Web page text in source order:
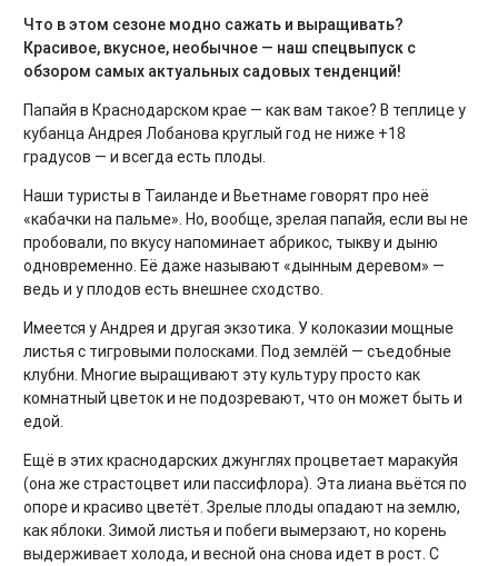
Что в этом сезоне модно сажать и выращивать?
Красивое, вкусное, необычное — наш спецвыпуск с
обзором самых актуальных садовых тенденций!
Папайя в Краснодарском крае — как вам такое? В теплице у
кубанца Андрея Лобанова круглый год не ниже +18
градусов — и всегда есть плоды.
Наши туристы в Таиланде и Вьетнаме говорят про неё
«кабачки на пальме». Но, вообще, зрелая папайя, если вы не
пробовали, по вкусу напоминает абрикос, тыкву и дыню
одновременно. Её даже называют «дынным деревом» —
ведь и у плодов есть внешнее сходство.
Имеется у Андрея и другая экзотика. У колоказии мощные
листья с тигровыми полосками. Под землёй — съедобные
клубни. Многие выращивают эту культуру просто как
комнатный цветок и не подозревают, что он может быть и
едой.
Ещё в этих краснодарских джунглях процветает маракуйя
(она же страстоцвет или пассифлора). Эта лиана вьётся по
опоре и красиво цветёт. Зрелые плоды опадают на землю,
как яблоки. Зимой листья и побеги вымерзают, но корень
выдерживает холода, и весной она снова идет в рост. С